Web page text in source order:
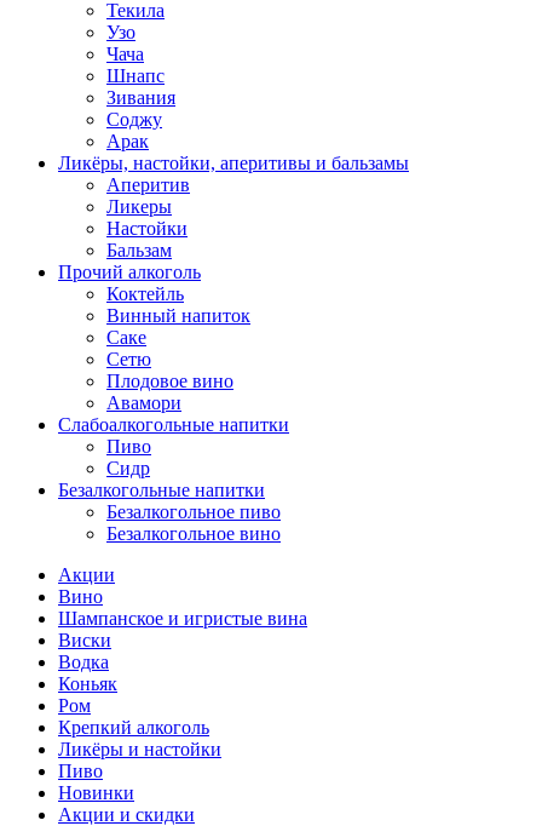
Текила
Узо
Чача
Шнапс
Зивания
Соджу
Арак
Ликёры, настойки, аперитивы и бальзамы
Аперитив
Ликеры
Настойки
Бальзам
Прочий алкоголь
Коктейль
Винный напиток
Саке
Сетю
Плодовое вино
Авамори
Слабоалкогольные напитки
Пиво
Сидр
Безалкогольные напитки
Безалкогольное пиво
Безалкогольное вино
Акции
Вино
Шампанское и игристые вина
Виски
Водка
Коньяк
Ром
Крепкий алкоголь
Ликёры и настойки
Пиво
Новинки
Акции и скидки